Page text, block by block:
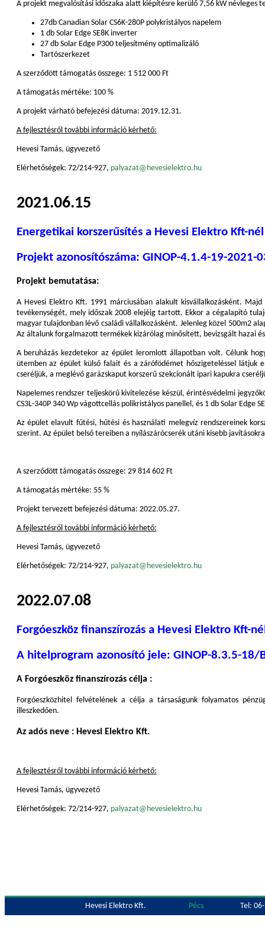
A projekt megvalósítási időszaka alatt kiépítésre kerülő 7,56 kW
27db Canadian Solar CS6K-280P polykristályos napelem
1 db Solar Edge SE8K inverter
27 db Solar Edge P300 teljesítmény optimalizáló
Tartószerkezet
A szerződött támogatás összege: 1 512 000 Ft
A támogatás mértéke: 100 %
A projekt várható befejezési dátuma: 2019.12.31.
A fejlesztésről további információ kérhető:
Hevesi Tamás, ügyvezető
Elérhetőségek: 72/214-927, palyazat@hevesielektro.hu
2021.06.15
Energetikai korszerűsítés a Hevesi Elektro Kft-nél
Projekt azonosítószáma: GINOP-4.1.4-19-2021-
Projekt bemutatása:
A Hevesi Elektro Kft. 1991 márciusában alakult kisvállalkozásként.
tevékenységét, mely időszak 2008 elejéig tartott. Ekkor a cégalapító
magyar tulajdonban lévő családi vállalkozásként. Jelenleg közel 500m2
Az általunk forgalmazott termékek kizárólag minősített, bevizsgált hazai
A beruházás kezdetekor az épület leromlott állapotban volt. Célunk
ütemben az épület külső falait és a zárófödémet hőszigeteléssel látjuk
cseréljük, a meglévő garázskaput korszerű szekcionált ipari kapukra
Napelemes rendszer teljeskörű kivitelezése készül, érintésvédelmi
CS3L-340P 340 Wp vágottcellás polikristályos panellel, és 1 db Solar
Az épület elavult fűtési, hűtési és használati melegvíz rendszereinek
szerint. Az épület belső tereiben a nyílászárócserék utáni kisebb
A szerződött támogatás összege: 29 814 602 Ft
A támogatás mértéke: 55 %
Projekt tervezett befejezési dátuma: 2022.05.27.
A fejlesztésről további információ kérhető:
Hevesi Tamás, ügyvezető
Elérhetőségek: 72/214-927, palyazat@hevesielektro.hu
2022.07.08
Forgóeszköz finanszírozás a Hevesi Elektro Kft-
A hitelprogram azonosító jele: GINOP-8.3.5-18/
A Forgóeszköz finanszírozás célja :
Forgóeszközhitel felvételének a célja a társaságunk folyamatos
illeszkedően.
Az adós neve : Hevesi Elektro Kft.
A fejlesztésről további információ kérhető:
Hevesi Tamás, ügyvezető
Elérhetőségek: 72/214-927, palyazat@hevesielektro.hu
Hevesi Elektro Kft. Pécs Tel: